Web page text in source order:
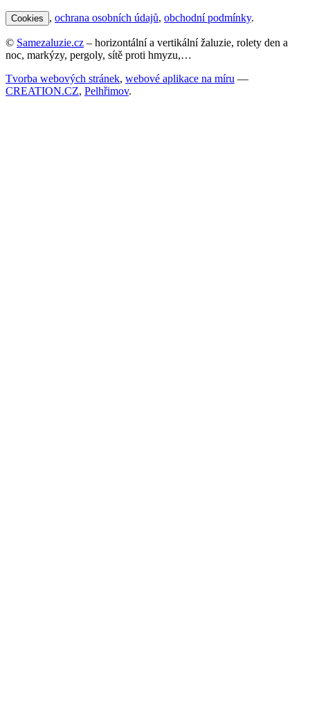
Cookies , ochrana osobních údajů, obchodní podmínky.
© Samezaluzie.cz – horizontální a vertikální žaluzie, rolety den a
noc, markýzy, pergoly, sítě proti hmyzu,…
Tvorba webových stránek, webové aplikace na míru —
CREATION.CZ, Pelhřimov.